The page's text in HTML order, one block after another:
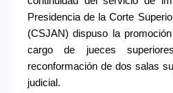
Presidencia de la Corte
(CSJAN) dispuso la
cargo de jueces
reconformación de dos salas
judicial.